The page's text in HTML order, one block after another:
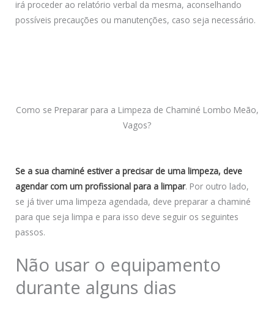
irá proceder ao relatório verbal da mesma, aconselhando
possíveis precauções ou manutenções, caso seja necessário.
Como se Preparar para a Limpeza de Chaminé Lombo Meão,
Vagos?
Se a sua chaminé estiver a precisar de uma limpeza, deve
agendar com um profissional para a limpar. Por outro lado,
se já tiver uma limpeza agendada, deve preparar a chaminé
para que seja limpa e para isso deve seguir os seguintes
passos.
Não usar o equipamento
durante alguns dias